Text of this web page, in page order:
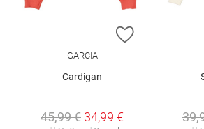
ZUR
GARCIA
Cardigan
45,99 € 34,99 €